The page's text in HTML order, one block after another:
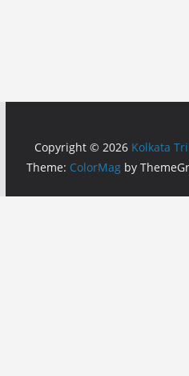
Copyright © 2026 Kolkata
Theme: ColorMagby